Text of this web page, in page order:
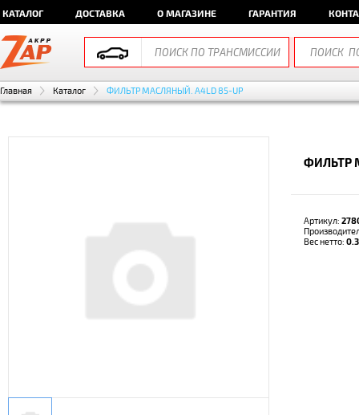
КАТАЛОГ ДОСТАВКА О МАГАЗИНЕ ГАРАНТИЯ
Главная Каталог ФИЛЬТР МАСЛЯНЫЙ. A4LD 85-UP
ФИЛЬТР
Артикул:
Вес нетто: